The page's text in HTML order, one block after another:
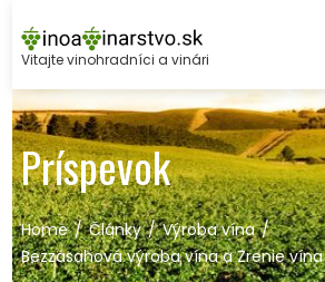
to
content
Vitajte vinohradníci a vinári
Príspevok
Home Články
Výroba vína
Bezzásahová výroba vína a Zrenie vína